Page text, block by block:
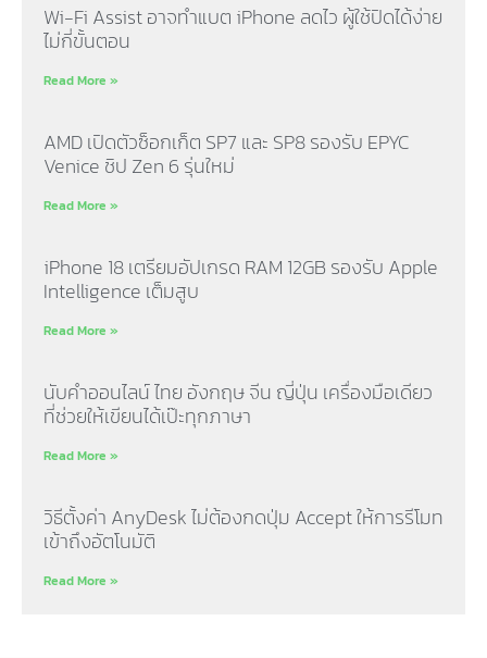
Wi-Fi Assist อาจทำแบต iPhone ลดไว ผู้ใช้ปิดได้ง่าย
ไม่กี่ขั้นตอน
Read More »
AMD เปิดตัวซ็อกเก็ต SP7 และ SP8 รองรับ EPYC
Venice ชิป Zen 6 รุ่นใหม่
Read More »
iPhone 18 เตรียมอัปเกรด RAM 12GB รองรับ Apple
Intelligence เต็มสูบ
Read More »
นับคำออนไลน์ ไทย อังกฤษ จีน ญี่ปุ่น เครื่องมือเดียว
ที่ช่วยให้เขียนได้เป๊ะทุกภาษา
Read More »
วิธีตั้งค่า AnyDesk ไม่ต้องกดปุ่ม Accept ให้การรีโมท
เข้าถึงอัตโนมัติ
Read More »